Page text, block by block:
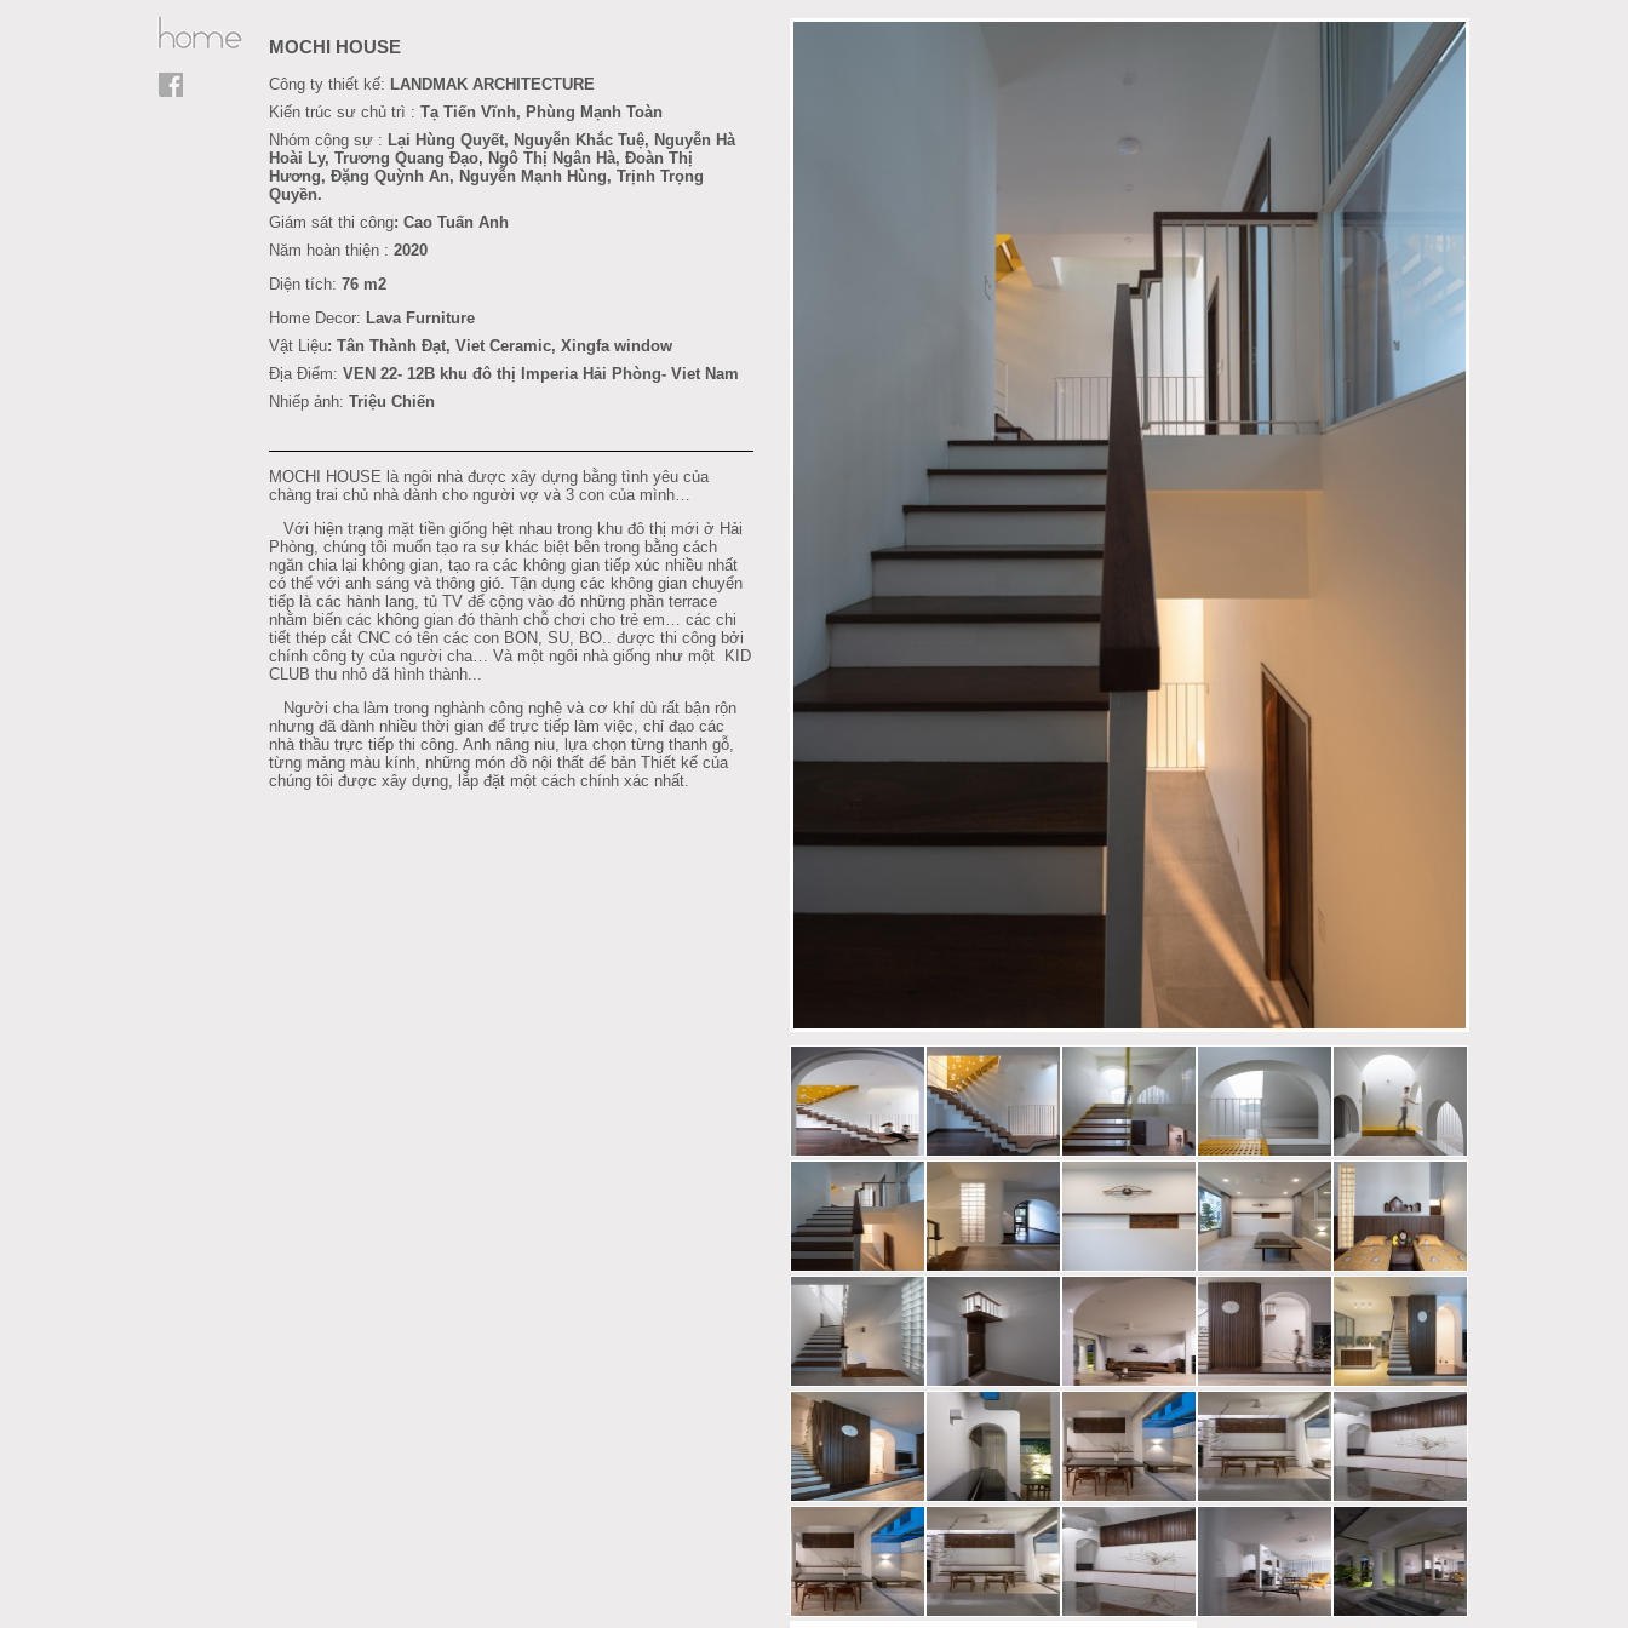
MOCHI HOUSE
Công ty thiết kế: LANDMAK ARCHITECTURE
Kiến trúc sư chủ trì : Tạ Tiến Vĩnh, Phùng Mạnh Toàn
Nhóm cộng sự : Lại Hùng Quyết, Nguyễn Khắc Tuệ, Nguyễn Hà
Hoài Ly, Trương Quang Đạo, Ngô Thị Ngân Hà, Đoàn Thị
Hương, Đặng Quỳnh An, Nguyễn Mạnh Hùng, Trịnh Trọng
Quyền.
Giám sát thi công: Cao Tuấn Anh
Năm hoàn thiện : 2020
Diện tích: 76 m2
Home Decor: Lava Furniture
Vật Liệu: Tân Thành Đạt, Viet Ceramic, Xingfa window
Địa Điểm: VEN 22- 12B khu đô thị Imperia Hải Phòng- Viet Nam
Nhiếp ảnh: Triệu Chiến
MOCHI HOUSE là ngôi nhà được xây dựng bằng tình yêu của
chàng trai chủ nhà dành cho người vợ và 3 con của mình…
Với hiện trạng mặt tiền giống hệt nhau trong khu đô thị mới ở Hải
Phòng, chúng tôi muốn tạo ra sự khác biệt bên trong bằng cách
ngăn chia lại không gian, tạo ra các không gian tiếp xúc nhiều nhất
có thể với anh sáng và thông gió. Tận dụng các không gian chuyển
tiếp là các hành lang, tủ TV để cộng vào đó những phần terrace
nhằm biến các không gian đó thành chỗ chơi cho trẻ em… các chi
tiết thép cắt CNC có tên các con BON, SU, BO.. được thi công bởi
chính công ty của người cha… Và một ngôi nhà giống như một KID
CLUB thu nhỏ đã hình thành...
Người cha làm trong nghành công nghệ và cơ khí dù rất bận rộn
nhưng đã dành nhiều thời gian để trực tiếp làm việc, chỉ đạo các
nhà thầu trực tiếp thi công. Anh nâng niu, lựa chọn từng thanh gỗ,
từng mảng màu kính, những món đồ nội thất để bản Thiết kế của
chúng tôi được xây dựng, lắp đặt một cách chính xác nhất.